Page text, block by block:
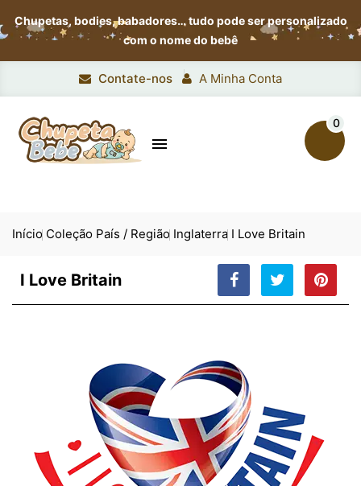
Chupetas, bodies, babadores…tudo pode ser personalizado
com o nome do bebê
Contate-nos A Minha Conta

0
Início Coleção País / Região Inglaterra I Love Britain
I Love Britain